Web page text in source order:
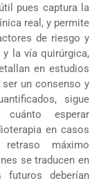
pues captura la
real, y permite
de riesgo y
la vía quirúrgica,
en estudios
un consenso y
sigue
cuánto esperar
en casos
máximo
se traducen en
futuros deberían